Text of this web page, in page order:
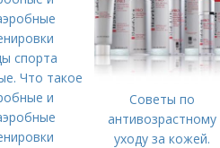
спорта
Что такое
и
Советы по
антивозрастному
уходу за кожей.